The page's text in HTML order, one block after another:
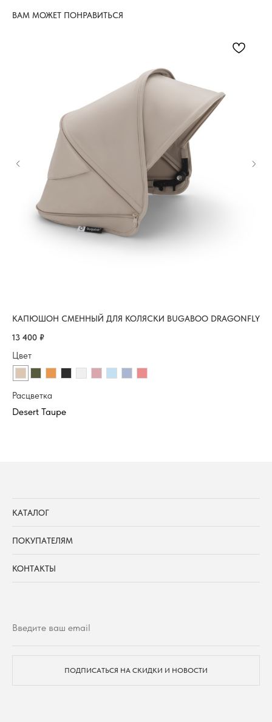
ВАМ МОЖЕТ ПОНРАВИТЬСЯ
КАПЮШОН СМЕННЫЙ ДЛЯ КОЛЯСКИ BUGABOO DRAGONFLY
13 400 ₽
Цвет
Расцветка
КАТАЛОГ
ПОКУПАТЕЛЯМ
КОНТАКТЫ
ПОДПИСАТЬСЯ НА СКИДКИ И НОВОСТИ